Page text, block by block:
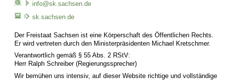
info@sk.sachsen.de
sk.sachsen.de
Der Freistaat Sachsen ist eine Körperschaft des Öffentlichen Rechts.
Er wird vertreten durch den Ministerpräsidenten Michael Kretschmer.
Verantwortlich gemäß § 55 Abs. 2 RStV:
Herr Ralph Schreiber (Regierungssprecher)
Wir bemühen uns intensiv, auf dieser Website richtige und vollständige